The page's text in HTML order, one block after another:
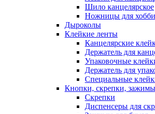
Шило канцелярское
Ножницы для
Дыроколы
Клейкие ленты
Канцелярские
Держатель для
Упаковочные
Держатель для
Специальные
Кнопки, скрепки,
Скрепки
Диспенсеры для